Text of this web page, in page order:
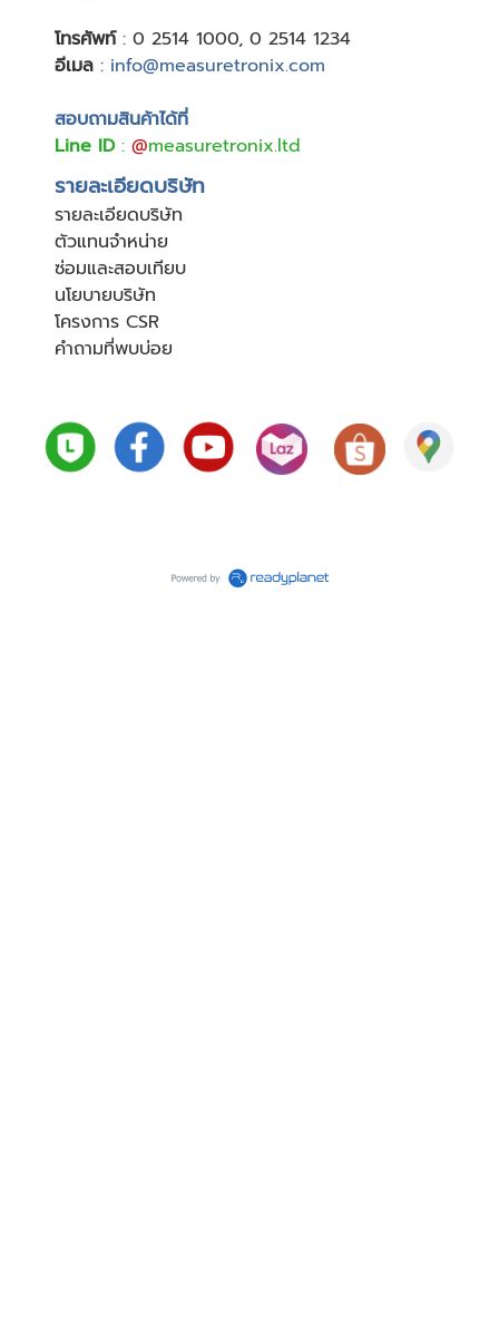
โทรศัพท์: 0 2514 1000, 0 2514 1234
อีเมล : info@measuretronix.com
สอบถามสินค้าได้ที่
Line ID: @measuretronix.ltd
รายละเอียดบริษัท
รายละเอียดบริษัท
ตัวแทนจำหน่าย
ซ่อมและสอบเทียบ
นโยบายบริษัท
โครงการ CSR
คำถามที่พบบ่อย